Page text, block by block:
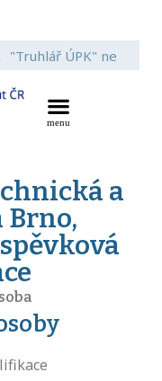
a